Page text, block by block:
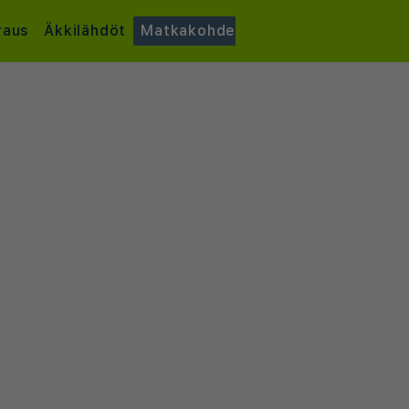
Äkkilähdöt Matkakohde